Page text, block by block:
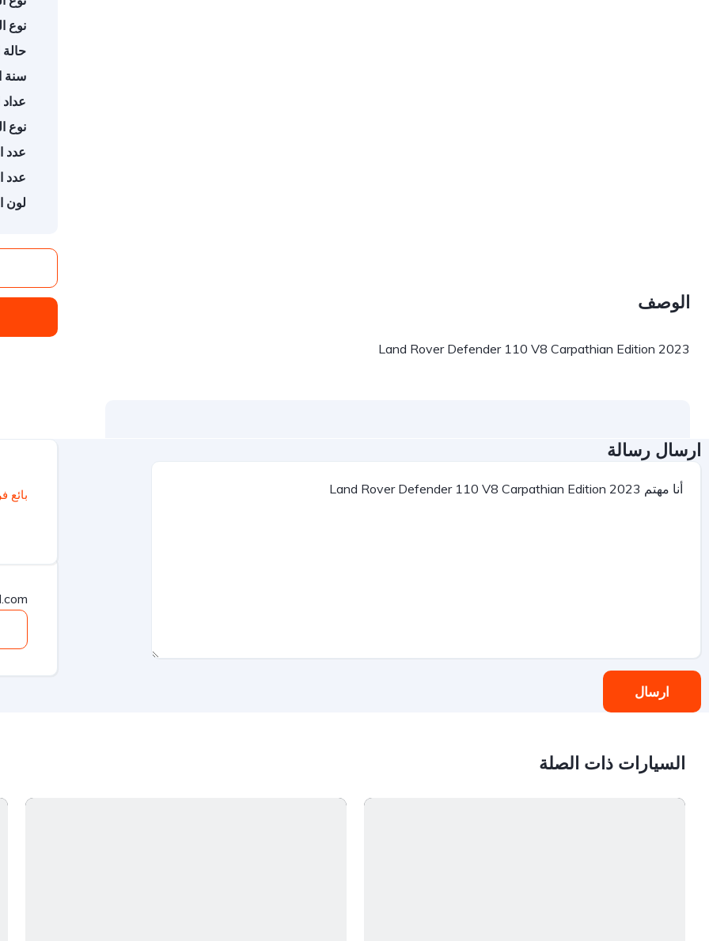
الوصف
2023 Land Rover Defender 110 V8 Carpathian Edition
نوع
حالة
سنة
عداد
نوع
عدد
عدد
لون
ارسال رسالة
ارسال
بائع
السيارات ذات الصلة